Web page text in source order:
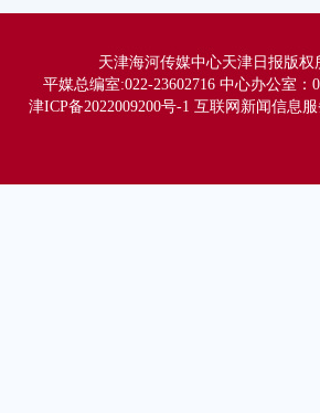
津
天津海河传媒中心天津日报版权
平媒总编室:022-23602716 中心办公室：
津ICP备2022009200号-1 互联网新闻信息